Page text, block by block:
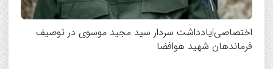
اختصاصی|یادداشت سردار سید مجید موسوی در توصیف
فرماندهان شهید هوافضا